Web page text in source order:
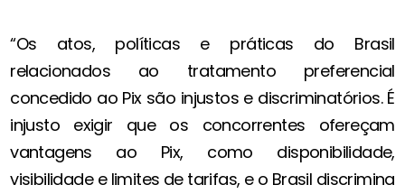
“Os atos, políticas e práticas do Brasil
relacionados ao tratamento preferencial
concedido ao Pix são injustos e discriminatórios. É
injusto exigir que os concorrentes ofereçam
vantagens ao Pix, como disponibilidade,
visibilidade e limites de tarifas, e o Brasil discrimina